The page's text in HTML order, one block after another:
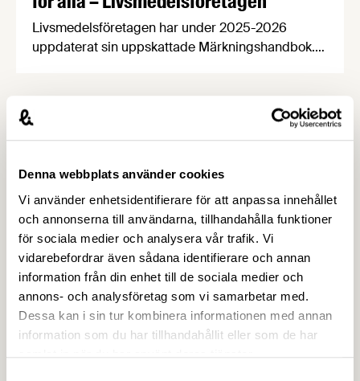
Denna webbplats använder cookies
Vi använder enhetsidentifierare för att anpassa innehållet
och annonserna till användarna, tillhandahålla funktioner
för sociala medier och analysera vår trafik. Vi
vidarebefordrar även sådana identifierare och annan
information från din enhet till de sociala medier och
annons- och analysföretag som vi samarbetar med.
Dessa kan i sin tur kombinera informationen med annan
information som du har tillhandahållit eller som de har
Livsmedelsföretagen har under 2025-2026
uppdaterat sin uppskattade Märkningshandbok.
som EU beslutar om. Efter att ha varit reserverad
för våra medlemmar en tid finns den nu tillgänglig
på vår hemsida för alla intresserade.
Livsmedelsföretagens bedömning av
7 APRIL 2026